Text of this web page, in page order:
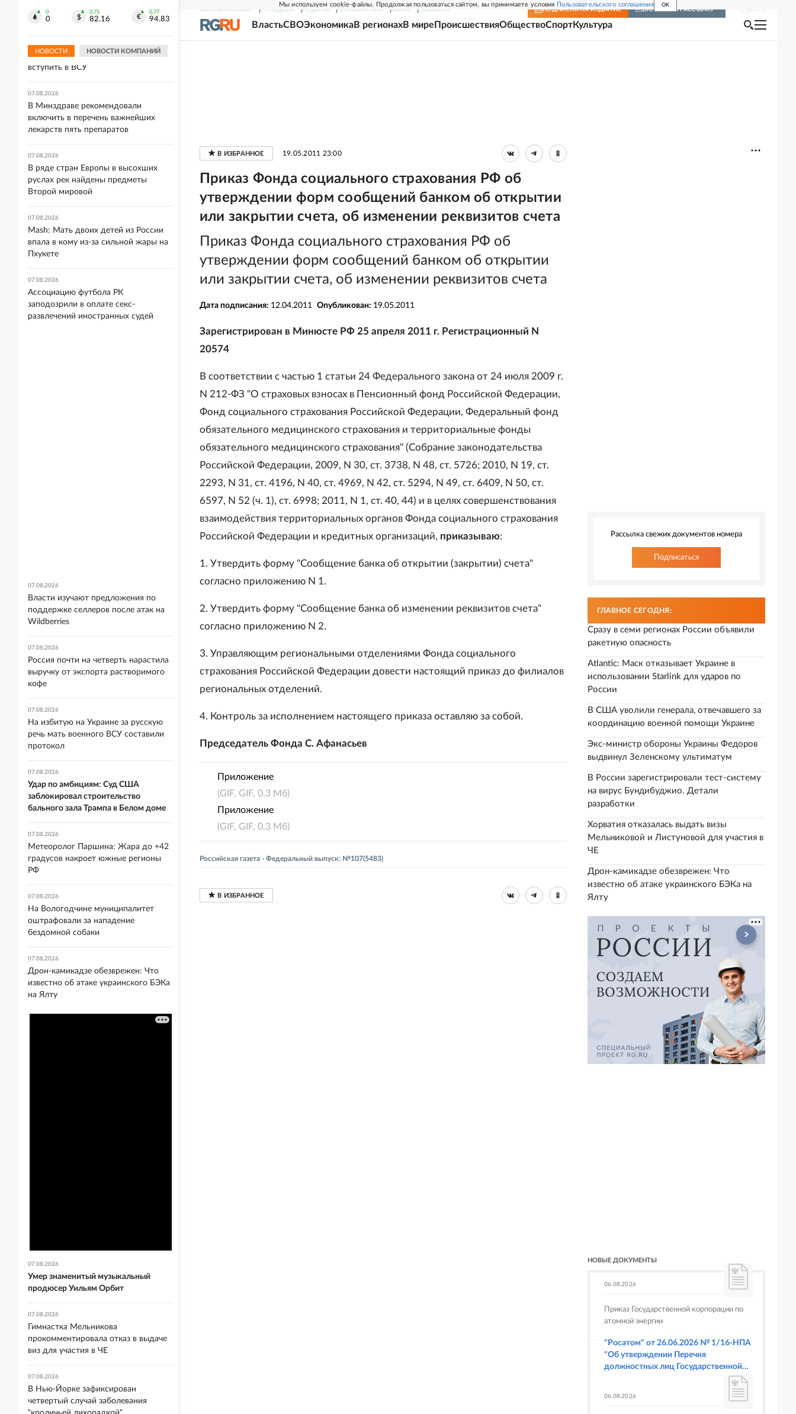
Мы используем cookie-файлы. Продолжая пользоваться сайтом, вы принимаете условия Пользовательского соглашения OK
СВЕЖИЙ НОМЕР РГ-НЕДЕЛЯ РОДИНА ПРИЛОЖЕНИЯ СОЮЗ НОВОСТИ ПОДПИСКА НА ИЗДАНИЕ ВКЛЮЧИТЬ РАССЫЛКУ
ВластьСВОЭкономикаВ регионахВ мире ПроисшествияОбществоСпортКультура
19.05.2011 23:00
Приказ Фонда социального страхования РФ об
утверждении форм сообщений банком об открытии
или закрытии счета, об изменении реквизитов счета
Приказ Фонда социального страхования РФ об
утверждении форм сообщений банком об открытии
или закрытии счета, об изменении реквизитов счета
Дата подписания: 12.04.2011 Опубликован: 19.05.2011
Зарегистрирован в Минюсте РФ 25 апреля 2011 г. Регистрационный N
20574
В соответствии с частью 1 статьи 24 Федерального закона от 24 июля 2009 г.
N 212-ФЗ "О страховых взносах в Пенсионный фонд Российской Федерации,
Фонд социального страхования Российской Федерации, Федеральный фонд
обязательного медицинского страхования и территориальные фонды
обязательного медицинского страхования" (Собрание законодательства
Российской Федерации, 2009, N 30, ст. 3738, N 48, ст. 5726; 2010, N 19, ст.
2293, N 31, ст. 4196, N 40, ст. 4969, N 42, ст. 5294, N 49, ст. 6409, N 50, ст.
6597, N 52 (ч. 1), ст. 6998; 2011, N 1, ст. 40, 44) и в целях совершенствования
взаимодействия территориальных органов Фонда социального страхования
Российской Федерации и кредитных организаций, приказываю:
1. Утвердить форму "Сообщение банка об открытии (закрытии) счета"
согласно приложению N 1.
2. Утвердить форму "Сообщение банка об изменении реквизитов счета"
согласно приложению N 2.
3. Управляющим региональными отделениями Фонда социального
страхования Российской Федерации довести настоящий приказ до филиалов
региональных отделений.
4. Контроль за исполнением настоящего приказа оставляю за собой.
Председатель Фонда С. Афанасьев
Приложение
(GIF, GIF, 0.3 Мб)
Приложение
(GIF, GIF, 0.3 Мб)
Российская газета - Федеральный выпуск: №107(5483)
Рассылка свежих документов номера
Подписаться
ГЛАВНОЕ СЕГОДНЯ:
Сразу в семи регионах России объявили
ракетную опасность
Atlantic: Маск отказывает Украине в
использовании Starlink для ударов по
России
В США уволили генерала, отвечавшего за
координацию военной помощи Украине
Экс-министр обороны Украины Федоров
выдвинул Зеленскому ультиматум
В России зарегистрировали тест-систему
на вирус Бундибуджио. Детали
разработки
Хорватия отказалась выдать визы
Мельниковой и Листуновой для участия в
ЧЕ
Дрон-камикадзе обезврежен: Что
известно об атаке украинского БЭКа на
Ялту
НОВЫЕ ДОКУМЕНТЫ
06.08.2026
Приказ Государственной корпорации по
атомной энергии
"Росатом" от 26.06.2026 № 1/16-НПА
"Об утверждении Перечня
должностных лиц Государственной
корпорации по атомной энергии
06.08.2026
0
0
0.75
82.16
0.77
94.83
НОВОСТИ НОВОСТИ КОМПАНИЙ
Депутат Рады Камельчук предложил
экс-министру обороны Федорову
вступить в ВСУ
07.08.2026
В Минздраве рекомендовали
включить в перечень важнейших
лекарств пять препаратов
07.08.2026
В ряде стран Европы в высохших
руслах рек найдены предметы
Второй мировой
07.08.2026
Mash: Мать двоих детей из России
впала в кому из-за сильной жары на
Пхукете
07.08.2026
Ассоциацию футбола РК
заподозрили в оплате секс-
развлечений иностранных судей
07.08.2026
Власти изучают предложения по
поддержке селлеров после атак на
Wildberries
07.08.2026
Россия почти на четверть нарастила
выручку от экспорта растворимого
кофе
07.08.2026
На избитую на Украине за русскую
речь мать военного ВСУ составили
протокол
07.08.2026
Удар по амбициям: Суд США
заблокировал строительство
бального зала Трампа в Белом доме
07.08.2026
Метеоролог Паршина: Жара до +42
градусов накроет южные регионы
РФ
07.08.2026
На Вологодчине муниципалитет
оштрафовали за нападение
бездомной собаки
07.08.2026
Дрон-камикадзе обезврежен: Что
известно об атаке украинского БЭКа
на Ялту
07.08.2026
Умер знаменитый музыкальный
продюсер Уильям Орбит
07.08.2026
Гимнастка Мельникова
прокомментировала отказ в выдаче
виз для участия в ЧЕ
07.08.2026
В Нью-Йорке зафиксирован
четвертый случай заболевания